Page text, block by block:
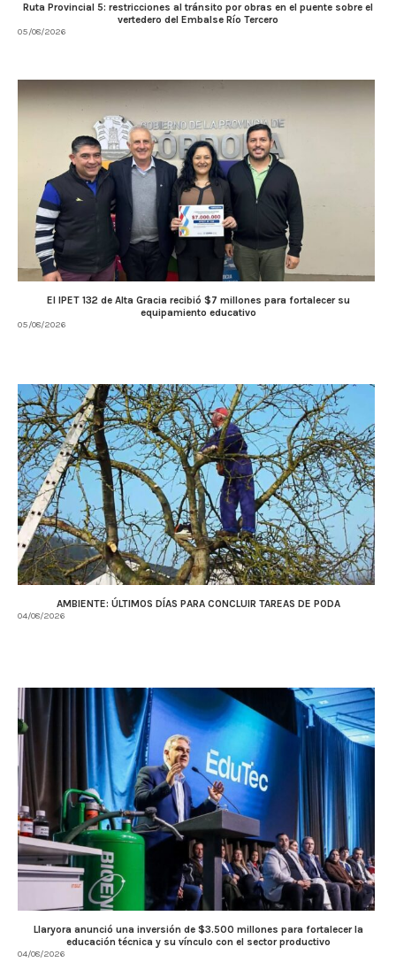
Ruta Provincial 5: restricciones al tránsito por obras en el puente sobre el
vertedero del Embalse Río Tercero
05/08/2026
El IPET 132 de Alta Gracia recibió $7 millones para fortalecer su
equipamiento educativo
05/08/2026
AMBIENTE: ÚLTIMOS DÍAS PARA CONCLUIR TAREAS DE PODA
04/08/2026
Llaryora anunció una inversión de $3.500 millones para fortalecer la
educación técnica y su vínculo con el sector productivo
04/08/2026